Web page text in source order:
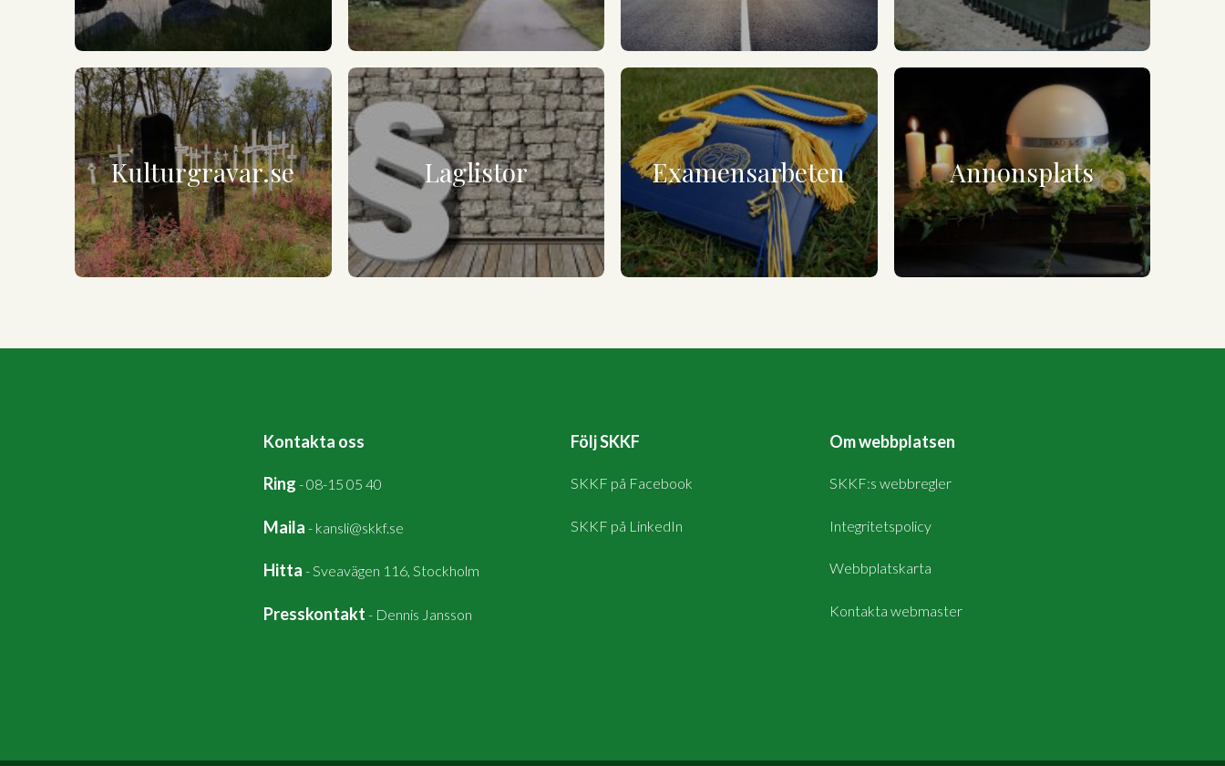
Kulturgravar.se Laglistor Examensarbeten Annonsplats
Kontakta oss
Ring -08-15 05 40
Maila - kansli@skkf.se
Hitta -Sveavägen 116, Stockholm
Presskontakt - Dennis Jansson
Följ SKKF
SKKF på Facebook
SKKF på LinkedIn
Om webbplatsen
SKKF:s webbregler
Integritetspolicy
Webbplatskarta
Kontakta webmaster